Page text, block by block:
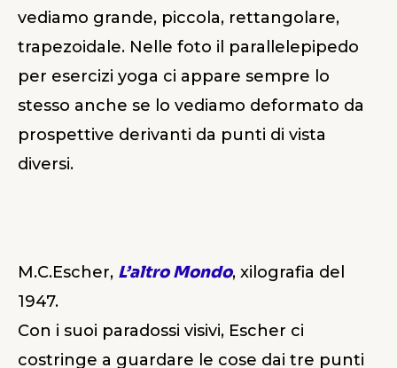
vediamo grande, piccola, rettangolare,
trapezoidale. Nelle foto il parallelepipedo
per esercizi yoga ci appare sempre lo
stesso anche se lo vediamo deformato da
prospettive derivanti da punti di vista
diversi.
M.C.Escher, L’altro Mondo, xilografia del
1947.
Con i suoi paradossi visivi, Escher ci
costringe a guardare le cose dai tre punti